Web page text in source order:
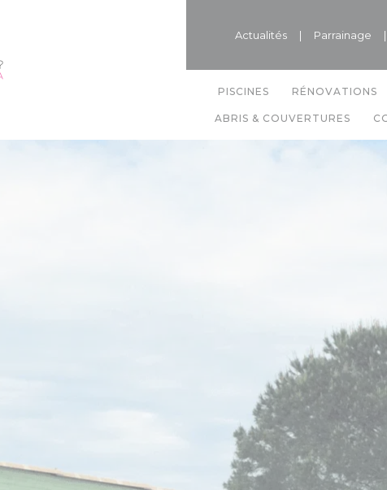
Actualités | Parrainage |
PISCINES RÉNOVATIONS
ABRIS & COUVERTURES